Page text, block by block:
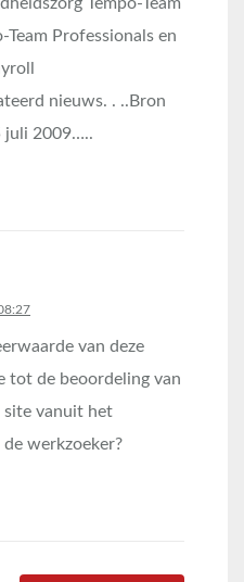
Team Professionals en
nieuws. . ..Bron
juli 2009…..
van deze
tot de beoordeling van
site vanuit het
werkzoeker?